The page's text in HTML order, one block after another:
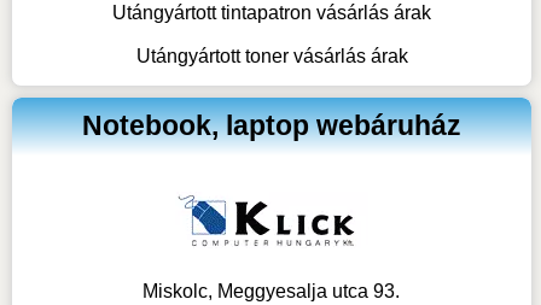
Utángyártott tintapatron vásárlás árak
Utángyártott toner vásárlás árak
Notebook, laptop webáruház
Miskolc, Meggyesalja utca 93.